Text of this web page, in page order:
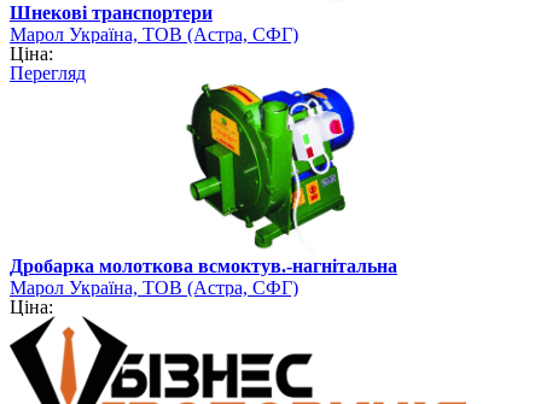
Шнекові транспортери
Марол Україна, ТОВ (Астра, СФГ)
Ціна:
Перегляд
Дробарка молоткова всмоктув.-нагнітальна
Марол Україна, ТОВ (Астра, СФГ)
Ціна: